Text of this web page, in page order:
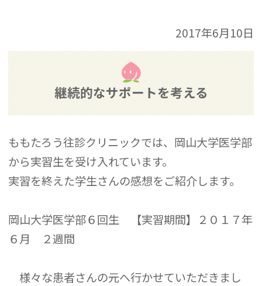
2017年6月10日
継続的なサポートを考える
ももたろう往診クリニックでは、岡山大学医学部
から実習生を受け入れています。
実習を終えた学生さんの感想をご紹介します。
岡山大学医学部６回生 【実習期間】２０１７年
６月 ２週間
様々な患者さんの元へ行かせていただきまし